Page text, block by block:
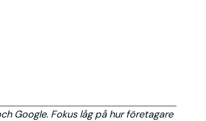
Google. Fokus låg på hur företagare